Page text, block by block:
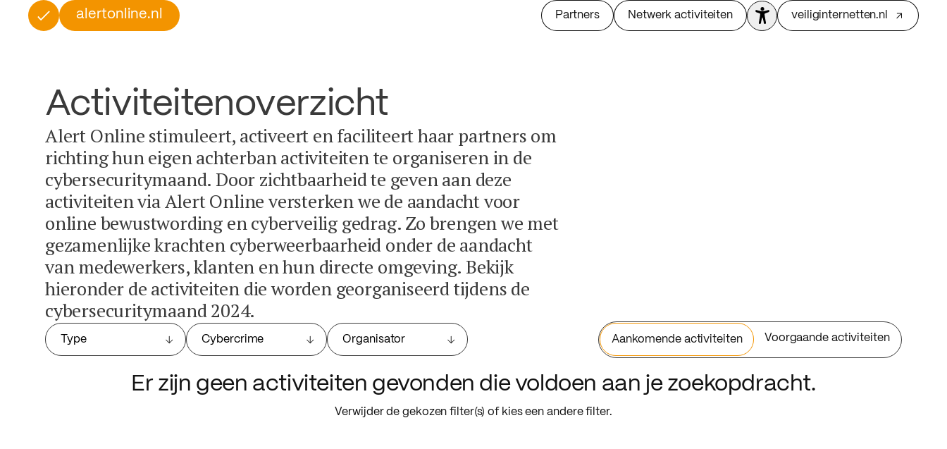
alertonline.nl Partners Netwerk activiteiten veiliginternetten.nl
Activiteitenoverzicht
Alert Online stimuleert, activeert en faciliteert haar partners om
richting hun eigen achterban activiteiten te organiseren in de
cybersecuritymaand. Door zichtbaarheid te geven aan deze
activiteiten via Alert Online versterken we de aandacht voor
online bewustwording en cyberveilig gedrag. Zo brengen we met
gezamenlijke krachten cyberweerbaarheid onder de aandacht
van medewerkers, klanten en hun directe omgeving. Bekijk
hieronder de activiteiten die worden georganiseerd tijdens de
cybersecuritymaand 2024.
Type Cybercrime Organisator Aankomende activiteiten Voorgaande activiteiten
Er zijn geen activiteiten gevonden die voldoen aan je zoekopdracht.
Verwijder de gekozen filter(s) of kies een andere filter.